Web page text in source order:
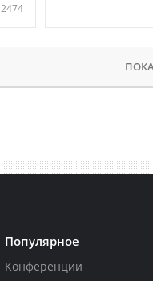
2474
Популярное
Конференции